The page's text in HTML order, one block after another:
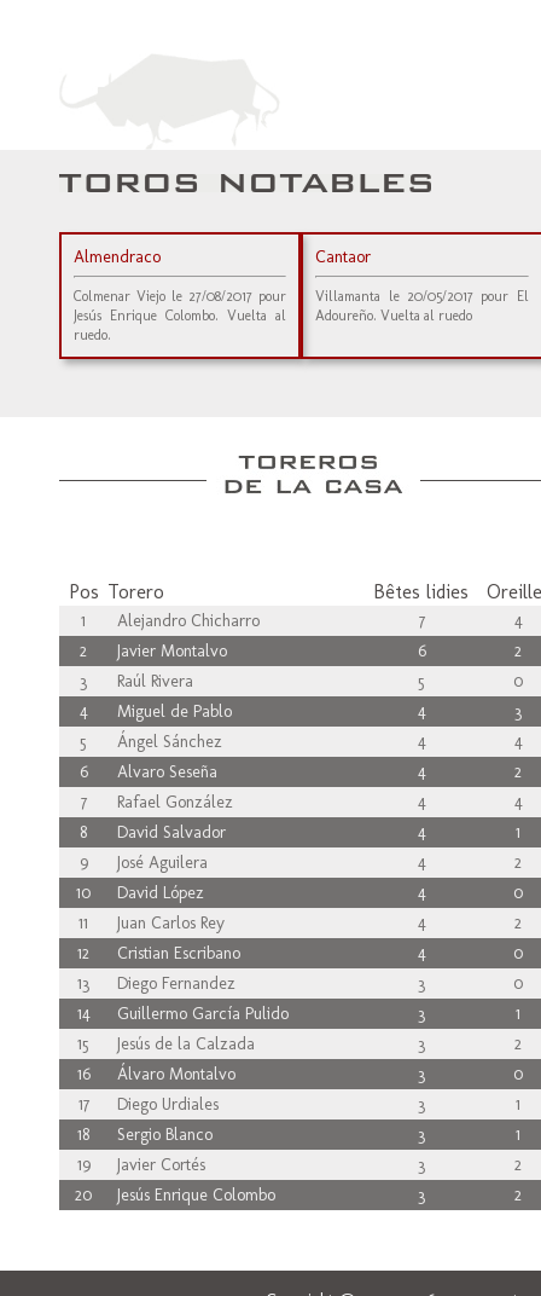
Almendraco
Colmenar Viejo le 27/08/2017 pour
Jesús Enrique Colombo. Vuelta al
ruedo.
Cantaor
Villamanta le 20/05/2017 pour El
Adoureño. Vuelta al ruedo
Pos Torero Bêtes lidies
1 Alejandro Chicharro 7
4
2
Javier Montalvo 6
2
3
Raúl Rivera 5
0
4
Miguel de Pablo 4
3
5
Ángel Sánchez 4
4
6
Alvaro Seseña 4
2
7
Rafael González 4
4
8
David Salvador 4
1
9
José Aguilera 4
2
10
David López 4
0
11
Juan Carlos Rey 4
2
12
Cristian Escribano 4
0
13
Diego Fernandez 3
0
14
Guillermo García Pulido 3
1
15
Jesús de la Calzada 3
2
16
Álvaro Montalvo 3
0
17
Diego Urdiales 3
1
18
Sergio Blanco 3
1
19
Javier Cortés 3
2
20
Jesús Enrique Colombo 3 2